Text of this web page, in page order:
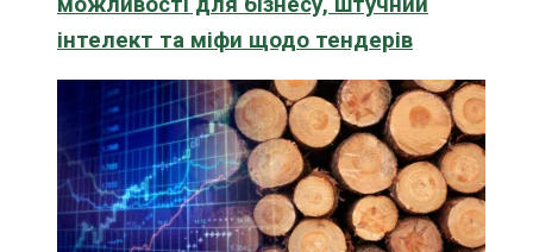
інтелект та міфи щодо тендерів